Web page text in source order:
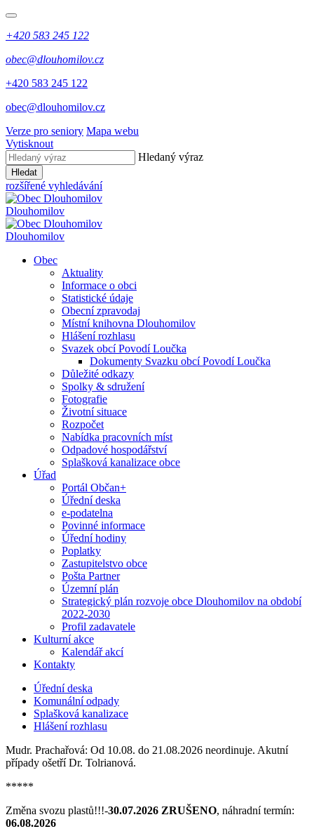
+420 583 245 122
obec@dlouhomilov.cz
+420 583 245 122
obec@dlouhomilov.cz
Verze pro seniory Mapa webu
Vytisknout
Hledaný výraz
Hledat
rozšířené vyhledávání
Dlouhomilov
Dlouhomilov
Obec
Aktuality
Informace o obci
Statistické údaje
Obecní zpravodaj
Místní knihovna Dlouhomilov
Hlášení rozhlasu
Svazek obcí Povodí Loučka
Dokumenty Svazku obcí Povodí Loučka
Důležité odkazy
Spolky & sdružení
Fotografie
Životní situace
Rozpočet
Nabídka pracovních míst
Odpadové hospodářství
Splašková kanalizace obce
Úřad
Portál Občan+
Úřední deska
e-podatelna
Povinné informace
Úřední hodiny
Poplatky
Zastupitelstvo obce
Pošta Partner
Územní plán
Strategický plán rozvoje obce Dlouhomilov na období
2022-2030
Profil zadavatele
Kulturní akce
Kalendář akcí
Kontakty
Úřední deska
Komunální odpady
Splašková kanalizace
Hlášení rozhlasu
Mudr. Prachařová: Od 10.08. do 21.08.2026 neordinuje. Akutní
případy ošetří Dr. Tolrianová.
*****
Změna svozu plastů!!!-30.07.2026 ZRUŠENO, náhradní termín:
06.08.2026